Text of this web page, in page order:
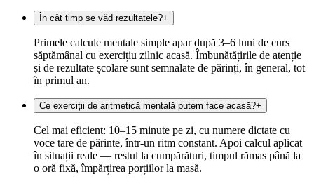
În cât timp se văd rezultatele?+
Primele calcule mentale simple apar după 3–6 luni de curs
săptămânal cu exercițiu zilnic acasă. Îmbunătățirile de atenție
și de rezultate școlare sunt semnalate de părinți, în general, tot
în primul an.
Ce exerciții de aritmetică mentală putem face acasă?+
Cel mai eficient: 10–15 minute pe zi, cu numere dictate cu
voce tare de părinte, într-un ritm constant. Apoi calcul aplicat
în situații reale — restul la cumpărături, timpul rămas până la
o oră fixă, împărțirea porțiilor la masă.